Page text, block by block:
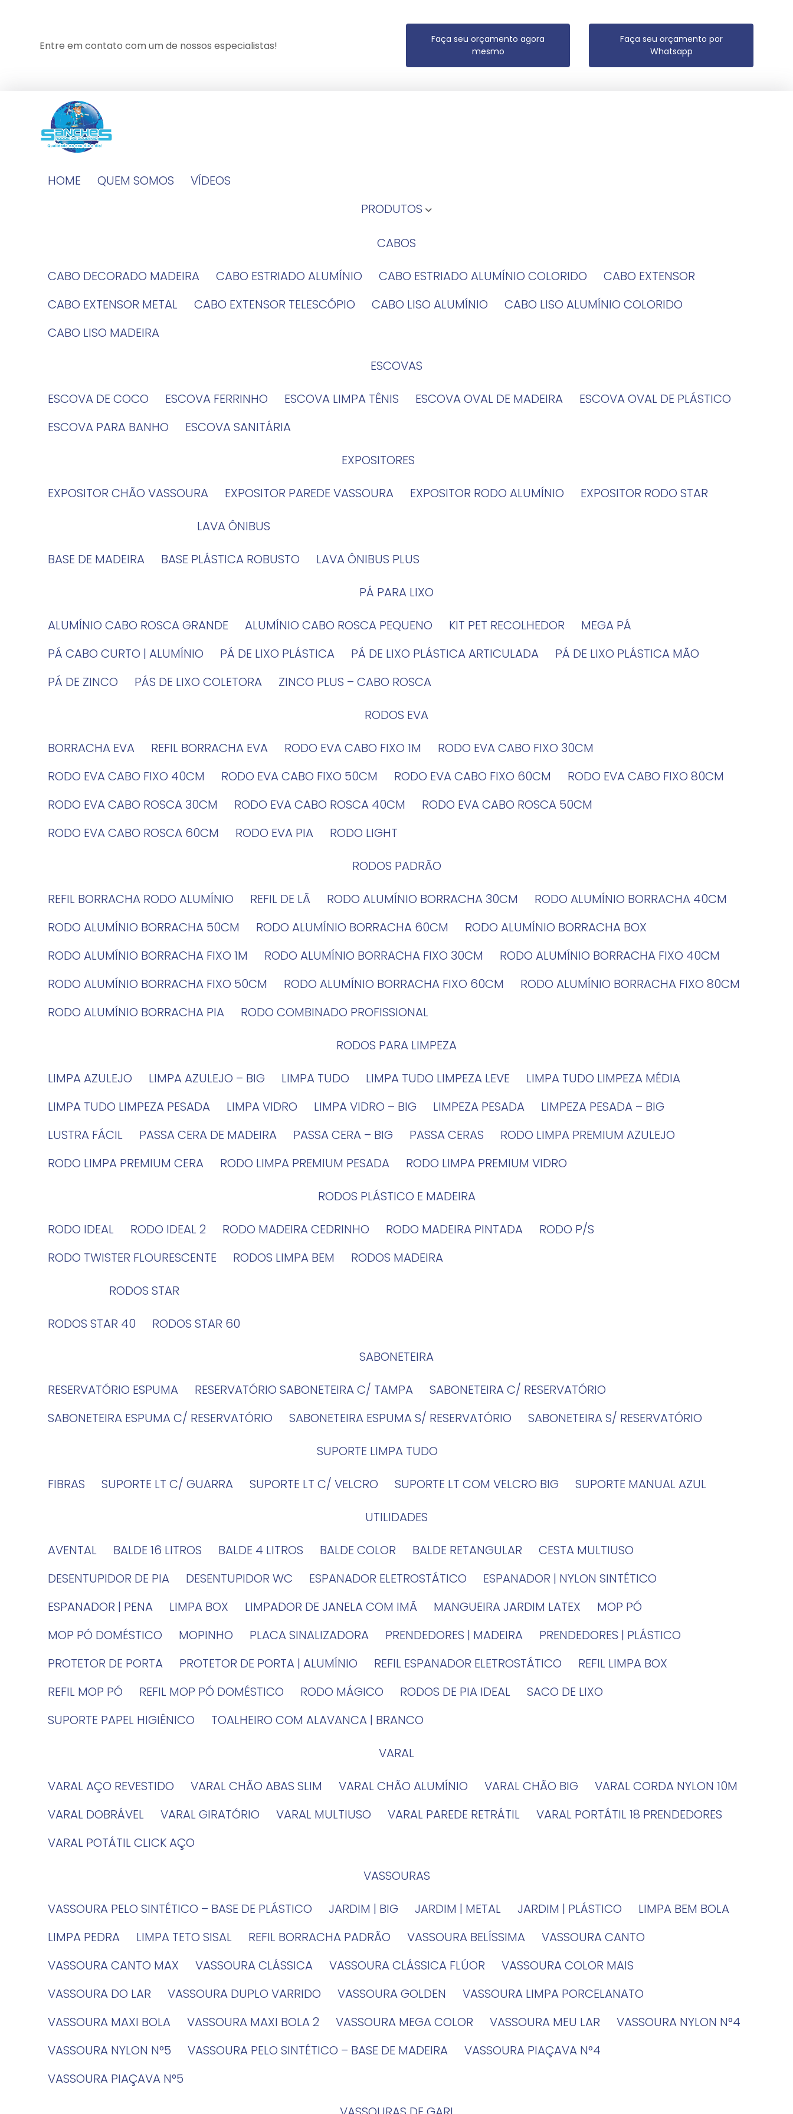
Entre em contato com um de nossos especialistas!
Faça seu orçamento agora
mesmo
Faça seu orçamento por
Whatsapp
HOME QUEM SOMOS
VÍDEOS
PRODUTOS
CABOS
CABO DECORADO MADEIRA
CABO ESTRIADO ALUMÍNIO CABO ESTRIADO ALUMÍNIO COLORIDO
CABO EXTENSOR
CABO EXTENSOR METAL
CABO EXTENSOR TELESCÓPIO CABO LISO ALUMÍNIO
CABO LISO ALUMÍNIO COLORIDO
CABO LISO MADEIRA
ESCOVAS
ESCOVA DE COCO
ESCOVA FERRINHO ESCOVA LIMPA TÊNIS ESCOVA OVAL DE MADEIRA
ESCOVA OVAL DE PLÁSTICO
ESCOVA PARA BANHO
ESCOVA SANITÁRIA
EXPOSITORES
EXPOSITOR CHÃO VASSOURA
EXPOSITOR PAREDE VASSOURA EXPOSITOR RODO ALUMÍNIO
EXPOSITOR RODO STAR
LAVA ÔNIBUS
BASE DE MADEIRA
BASE PLÁSTICA ROBUSTO
LAVA ÔNIBUS PLUS
PÁ PARA LIXO
ALUMÍNIO CABO ROSCA GRANDE
ALUMÍNIO CABO ROSCA PEQUENO KIT PET RECOLHEDOR
MEGA PÁ
PÁ CABO CURTO | ALUMÍNIO
PÁ DE LIXO PLÁSTICA PÁ DE LIXO PLÁSTICA ARTICULADA
PÁ DE LIXO PLÁSTICA MÃO
PÁ DE ZINCO
PÁS DE LIXO COLETORA
ZINCO PLUS – CABO ROSCA
RODOS EVA
BORRACHA EVA
REFIL BORRACHA EVA RODO EVA CABO FIXO 1M
RODO EVA CABO FIXO 30CM
RODO EVA CABO FIXO 40CM
RODO EVA CABO FIXO 50CM RODO EVA CABO FIXO 60CM
RODO EVA CABO FIXO 80CM
RODO EVA CABO ROSCA 30CM
RODO EVA CABO ROSCA 40CM
RODO EVA CABO ROSCA 50CM
RODO EVA CABO ROSCA 60CM
RODO EVA PIA
RODO LIGHT
RODOS PADRÃO
REFIL BORRACHA RODO ALUMÍNIO
REFIL DE LÃ RODO ALUMÍNIO BORRACHA 30CM
RODO ALUMÍNIO BORRACHA 40CM
RODO ALUMÍNIO BORRACHA 50CM
RODO ALUMÍNIO BORRACHA 60CM
RODO ALUMÍNIO BORRACHA BOX
RODO ALUMÍNIO BORRACHA FIXO 1M
RODO ALUMÍNIO BORRACHA FIXO 30CM
RODO ALUMÍNIO BORRACHA FIXO 40CM
RODO ALUMÍNIO BORRACHA FIXO 50CM
RODO ALUMÍNIO BORRACHA FIXO 60CM
RODO ALUMÍNIO BORRACHA FIXO 80CM
RODO ALUMÍNIO BORRACHA PIA
RODO COMBINADO PROFISSIONAL
RODOS PARA LIMPEZA
LIMPA AZULEJO
LIMPA AZULEJO – BIG LIMPA TUDO LIMPA TUDO LIMPEZA LEVE
LIMPA TUDO LIMPEZA MÉDIA
LIMPA TUDO LIMPEZA PESADA
LIMPA VIDRO LIMPA VIDRO – BIG LIMPEZA PESADA
LIMPEZA PESADA – BIG
LUSTRA FÁCIL
PASSA CERA DE MADEIRA PASSA CERA – BIG PASSA CERAS
RODO LIMPA PREMIUM AZULEJO
RODO LIMPA PREMIUM CERA
RODO LIMPA PREMIUM PESADA
RODO LIMPA PREMIUM VIDRO
RODOS PLÁSTICO E MADEIRA
RODO IDEAL
RODO IDEAL 2 RODO MADEIRA CEDRINHO RODO MADEIRA PINTADA
RODO P/S
RODO TWISTER FLOURESCENTE
RODOS LIMPA BEM
RODOS MADEIRA
RODOS STAR
RODOS STAR 40
RODOS STAR 60
SABONETEIRA
RESERVATÓRIO ESPUMA
RESERVATÓRIO SABONETEIRA C/ TAMPA
SABONETEIRA C/ RESERVATÓRIO
SABONETEIRA ESPUMA C/ RESERVATÓRIO
SABONETEIRA ESPUMA S/ RESERVATÓRIO
SABONETEIRA S/ RESERVATÓRIO
SUPORTE LIMPA TUDO
FIBRAS
SUPORTE LT C/ GUARRA SUPORTE LT C/ VELCRO SUPORTE LT COM VELCRO BIG
SUPORTE MANUAL AZUL
UTILIDADES
AVENTAL
BALDE 16 LITROS BALDE 4 LITROS BALDE COLOR BALDE RETANGULAR
CESTA MULTIUSO
DESENTUPIDOR DE PIA
DESENTUPIDOR WC ESPANADOR ELETROSTÁTICO
ESPANADOR | NYLON SINTÉTICO
ESPANADOR | PENA
LIMPA BOX LIMPADOR DE JANELA COM IMÃ MANGUEIRA JARDIM LATEX
MOP PÓ
MOP PÓ DOMÉSTICO
MOPINHO PLACA SINALIZADORA PRENDEDORES | MADEIRA
PRENDEDORES | PLÁSTICO
PROTETOR DE PORTA
PROTETOR DE PORTA | ALUMÍNIO REFIL ESPANADOR ELETROSTÁTICO
REFIL LIMPA BOX
REFIL MOP PÓ
REFIL MOP PÓ DOMÉSTICO RODO MÁGICO RODOS DE PIA IDEAL
SACO DE LIXO
SUPORTE PAPEL HIGIÊNICO
TOALHEIRO COM ALAVANCA | BRANCO
VARAL
VARAL AÇO REVESTIDO
VARAL CHÃO ABAS SLIM VARAL CHÃO ALUMÍNIO VARAL CHÃO BIG
VARAL CORDA NYLON 10M
VARAL DOBRÁVEL
VARAL GIRATÓRIO VARAL MULTIUSO VARAL PAREDE RETRÁTIL
VARAL PORTÁTIL 18 PRENDEDORES
VARAL POTÁTIL CLICK AÇO
VASSOURAS
VASSOURA PELO SINTÉTICO – BASE DE PLÁSTICO
JARDIM | BIG JARDIM | METAL JARDIM | PLÁSTICO
LIMPA BEM BOLA
LIMPA PEDRA
LIMPA TETO SISAL REFIL BORRACHA PADRÃO VASSOURA BELÍSSIMA
VASSOURA CANTO
VASSOURA CANTO MAX
VASSOURA CLÁSSICA VASSOURA CLÁSSICA FLÚOR
VASSOURA COLOR MAIS
VASSOURA DO LAR
VASSOURA DUPLO VARRIDO VASSOURA GOLDEN
VASSOURA LIMPA PORCELANATO
VASSOURA MAXI BOLA
VASSOURA MAXI BOLA 2 VASSOURA MEGA COLOR VASSOURA MEU LAR
VASSOURA NYLON N°4
VASSOURA NYLON N°5
VASSOURA PELO SINTÉTICO – BASE DE MADEIRA
VASSOURA PIAÇAVA N°4
VASSOURA PIAÇAVA N°5